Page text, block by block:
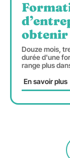
obtenir
Douze mois,
durée d'une
range plus
En savoir plus